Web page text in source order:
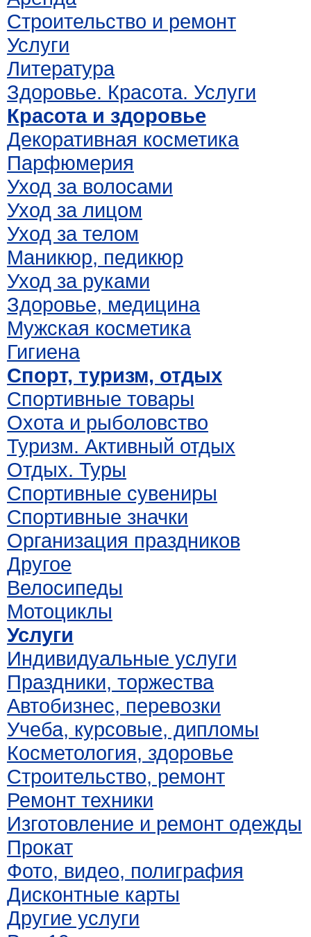
Строительство и ремонт
Услуги
Литература
Здоровье. Красота. Услуги
Красота и здоровье
Декоративная косметика
Парфюмерия
Уход за волосами
Уход за лицом
Уход за телом
Маникюр, педикюр
Уход за руками
Здоровье, медицина
Мужская косметика
Гигиена
Спорт, туризм, отдых
Спортивные товары
Охота и рыболовство
Туризм. Активный отдых
Отдых. Туры
Спортивные сувениры
Спортивные значки
Организация праздников
Другое
Велосипеды
Мотоциклы
Услуги
Индивидуальные услуги
Праздники, торжества
Автобизнес, перевозки
Учеба, курсовые, дипломы
Косметология, здоровье
Строительство, ремонт
Ремонт техники
Изготовление и ремонт одежды
Прокат
Фото, видео, полиграфия
Дисконтные карты
Другие услуги